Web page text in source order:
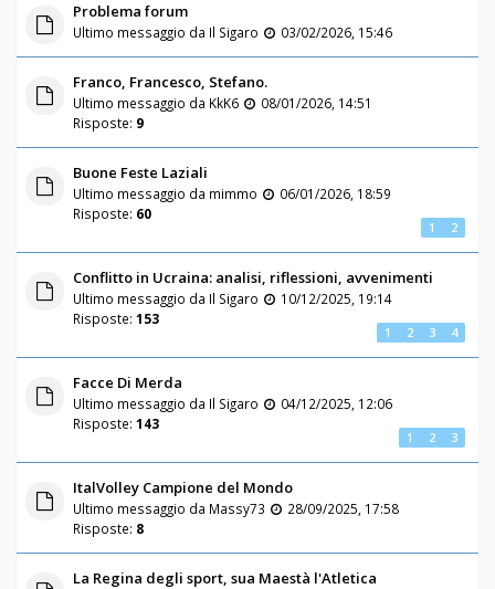
Problema forum
Ultimo messaggio da Il Sigaro 03/02/2026, 15:46
Franco, Francesco, Stefano.
Ultimo messaggio da KkK6
08/01/2026, 14:51
Risposte: 9
Buone Feste Laziali
Ultimo messaggio da mimmo
06/01/2026, 18:59
Risposte: 60
1 2
Conflitto in Ucraina: analisi, riflessioni, avvenimenti
Ultimo messaggio da Il Sigaro
10/12/2025, 19:14
Risposte: 153
1 2 3 4
Facce Di Merda
Ultimo messaggio da Il Sigaro
04/12/2025, 12:06
Risposte: 143
1 2 3
ItalVolley Campione del Mondo
Ultimo messaggio da Massy73
28/09/2025, 17:58
Risposte: 8
La Regina degli sport, sua Maestà l'Atletica